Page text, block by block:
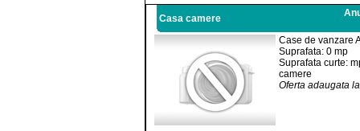
Casa camere
Case de vanzare
Suprafata: 0 mp
Suprafata curte:
camere
Oferta adaugata